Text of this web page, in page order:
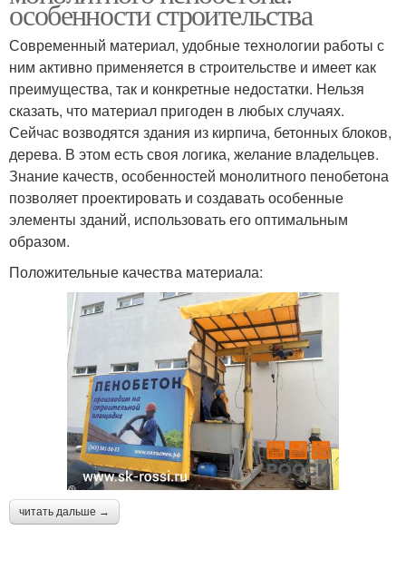
особенности строительства
Современный материал, удобные технологии работы с
ним активно применяется в строительстве и имеет как
преимущества, так и конкретные недостатки. Нельзя
сказать, что материал пригоден в любых случаях.
Сейчас возводятся здания из кирпича, бетонных блоков,
дерева. В этом есть своя логика, желание владельцев.
Знание качеств, особенностей монолитного пенобетона
позволяет проектировать и создавать особенные
элементы зданий, использовать его оптимальным
образом.
Положительные качества материала:
читать дальше →